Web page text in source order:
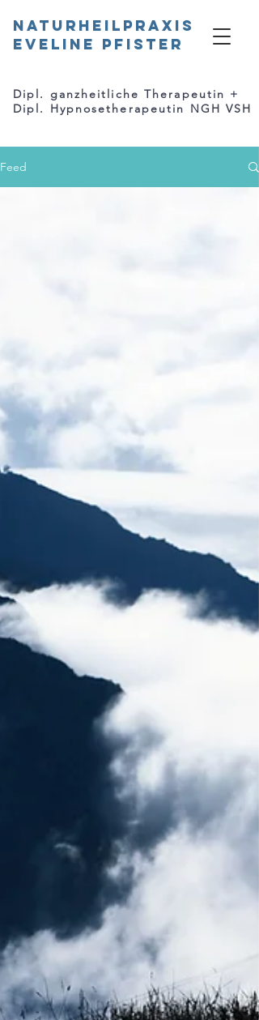
Naturheilpraxis
Eveline Pfister
Dipl. ganzheitliche Therapeutin +
Dipl. Hypnosetherapeutin NGH VSH
Feed